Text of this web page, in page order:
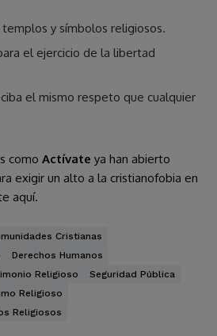
y símbolos religiosos.
el ejercicio de la libertad
el mismo respeto que cualquier
como Actívate ya han abierto
exigir un alto a la cristianofobia en
aquí.
Cristianas
Derechos Humanos
Religioso
Seguridad Pública
Religioso
Religiosos